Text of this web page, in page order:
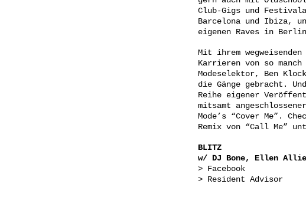
Club-Gigs und
Barcelona und Ibiza,
eigenen Raves in
Mit ihrem
Karrieren von so
Modeselektor, Ben
die Gänge gebracht.
Reihe eigener
mitsamt
Mode’s “Cover Me”.
Remix von “Call Me”
BLITZ
w/ DJ Bone, Ellen
> Facebook
> Resident Advisor